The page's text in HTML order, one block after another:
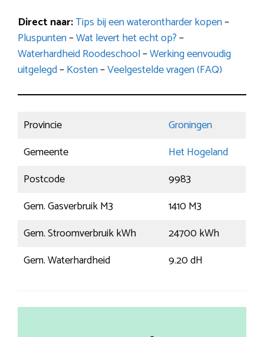
Direct naar:Tips bij een waterontharder kopen–
Pluspunten–Wat levert het echt op?–
Waterhardheid Roodeschool–Werking eenvoudig
uitgelegd–Kosten–Veelgestelde vragen (FAQ)
Provincie
Groningen
Gemeente
Het Hogeland
Postcode
9983
Gem. Gasverbruik M3
1410 M3
Gem. Stroomverbruik kWh
24700 kWh
Gem. Waterhardheid
9.20 dH